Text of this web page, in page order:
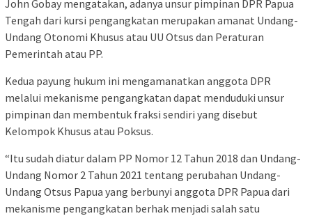
John Gobay mengatakan, adanya unsur pimpinan DPR Papua
Tengah dari kursi pengangkatan merupakan amanat Undang-
Undang Otonomi Khusus atau UU Otsus dan Peraturan
Pemerintah atau PP.
Kedua payung hukum ini mengamanatkan anggota DPR
melalui mekanisme pengangkatan dapat menduduki unsur
pimpinan dan membentuk fraksi sendiri yang disebut
Kelompok Khusus atau Poksus.
“Itu sudah diatur dalam PP Nomor 12 Tahun 2018 dan Undang-
Undang Nomor 2 Tahun 2021 tentang perubahan Undang-
Undang Otsus Papua yang berbunyi anggota DPR Papua dari
mekanisme pengangkatan berhak menjadi salah satu